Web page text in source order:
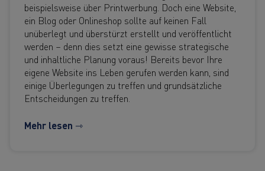
beispielsweise über Printwerbung. Doch eine Website,
ein Blog oder Onlineshop sollte auf keinen Fall
unüberlegt und überstürzt erstellt und veröffentlicht
werden – denn dies setzt eine gewisse strategische
und inhaltliche Planung voraus! Bereits bevor Ihre
eigene Website ins Leben gerufen werden kann, sind
einige Überlegungen zu treffen und grundsätzliche
Entscheidungen zu treffen.
Mehr lesen ⇾